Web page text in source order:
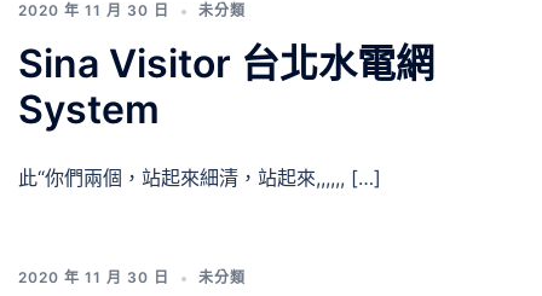
2020 年 11 月 30 日 未分類
Sina Visitor 台北水電網
System
此“你們兩個，站起來細清，站起來,,,,,, […]
2020 年 11 月 30 日 未分類